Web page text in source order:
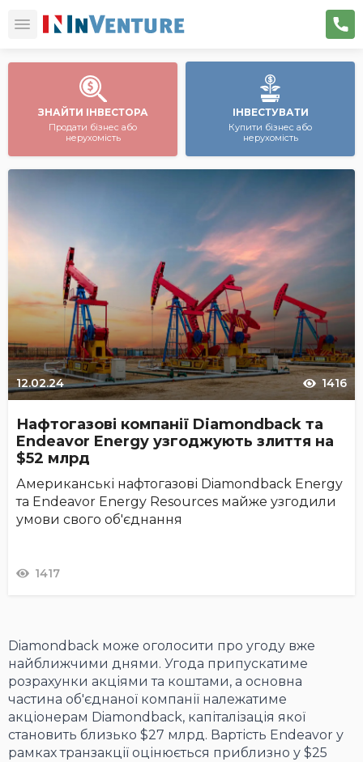
ЗНАЙТИ ІНВЕСТОРА
Продати бізнес або
нерухомість
ІНВЕСТУВАТИ
Купити бізнес або
нерухомість
12.02.24 1416
Нафтогазові компанії Diamondback та
Endeavor Energy узгоджують злиття на
$52 млрд
Американські нафтогазові Diamondback Energy
та Endeavor Energy Resources майже узгодили
умови свого об'єднання
1417
Diamondback може оголосити про угоду вже
найближчими днями. Угода припускатиме
розрахунки акціями та коштами, а основна
частина об'єднаної компанії належатиме
акціонерам Diamondback, капіталізація якої
становить близько $27 млрд. Вартість Endeavor у
рамках транзакції оцінюється приблизно у $25